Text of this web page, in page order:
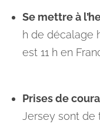
Se mettre à
h de décalage
est 11 h en
Prises de
Jersey sont de